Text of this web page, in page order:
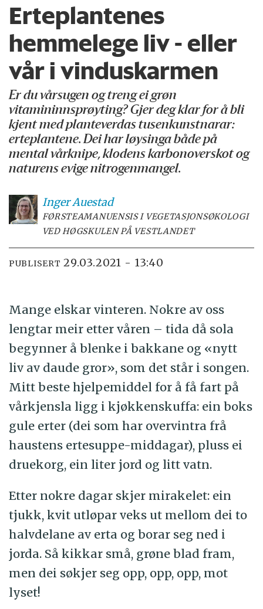
Erteplantenes
hemmelege liv - eller
vår i vinduskarmen
Er du vårsugen og treng ei grøn
vitamininnsprøyting? Gjer deg klar for å bli
kjent med planteverdas tusenkunstnarar:
erteplantene. Dei har løysinga både på
mental vårknipe, klodens karbonoverskot og
naturens evige nitrogenmangel.
IngerAuestad
FØRSTEAMANUENSIS I VEGETASJONSØKOLOGI
VED HØGSKULEN PÅ VESTLANDET
PUBLISERT 29.03.2021 - 13:40
Mange elskar vinteren. Nokre av oss
lengtar meir etter våren – tida då sola
begynner å blenke i bakkane og «nytt
liv av daude gror», som det står i songen.
Mitt beste hjelpemiddel for å få fart på
vårkjensla ligg i kjøkkenskuffa: ein boks
gule erter (dei som har overvintra frå
haustens ertesuppe-middagar), pluss ei
druekorg, ein liter jord og litt vatn.
Etter nokre dagar skjer mirakelet: ein
tjukk, kvit utløpar veks ut mellom dei to
halvdelane av erta og borar seg ned i
jorda. Så kikkar små, grøne blad fram,
men dei søkjer seg opp, opp, opp, mot
lyset!